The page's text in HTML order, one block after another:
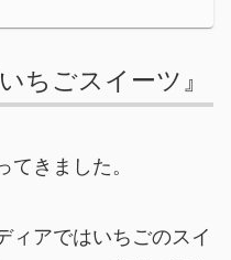
ちごスイーツ』
きました。
ィアではいちごのスイ